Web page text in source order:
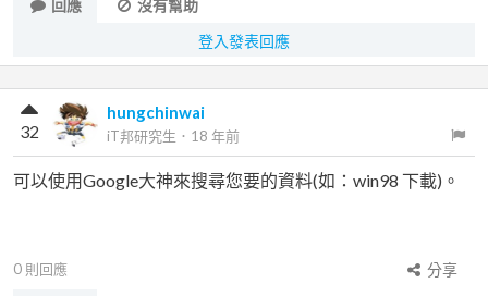
回應
沒有幫助
登入發表回應
hungchinwai
iT邦研究生 ． 18 年前
32
可以使用Google大神來搜尋您要的資料(如：win98 下載)。
0 則回應
分享